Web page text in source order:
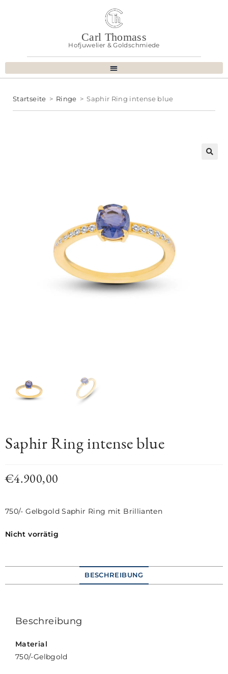
Carl Thomass
Hofjuwelier & Goldschmiede
Startseite > Ringe > Saphir Ring intense blue
Saphir Ring intense blue
€4.900,00
750/- Gelbgold Saphir Ring mit Brillianten
Nicht vorrätig
BESCHREIBUNG
Beschreibung
Material
750/-Gelbgold